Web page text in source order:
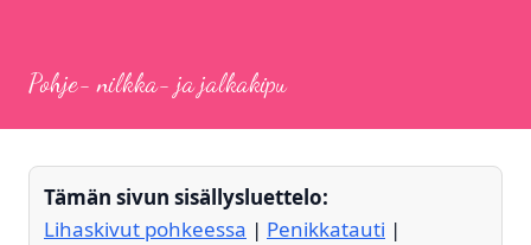
Pohje- nilkka- ja jalkakipu
Tämän sivun sisällysluettelo:
Lihaskivut pohkeessa | Penikkatauti |